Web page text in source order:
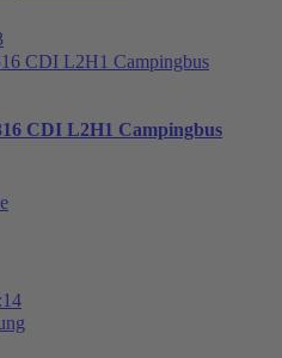
CDI L2H1 Campingbus